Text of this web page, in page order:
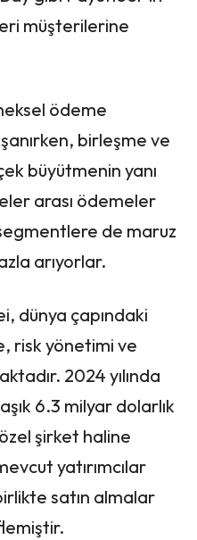
müşterilerine
ödeme
birleşme ve
büyütmenin yanı
arası ödemeler
de maruz
arıyorlar.
dünya çapındaki
risk yönetimi ve
2024 yılında
6.3 milyar dolarlık
şirket haline
yatırımcılar
satın almalar